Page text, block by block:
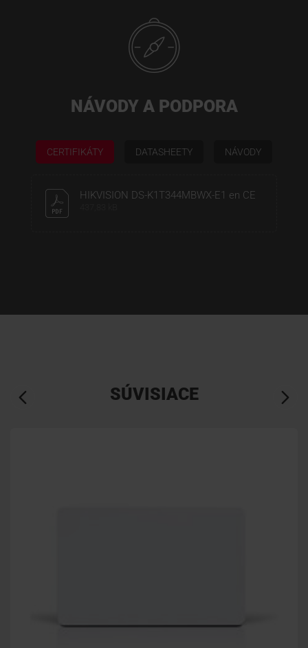
NÁVODY A PODPORA
CERTIFIKÁTY DATASHEETY NÁVODY
HIKVISION DS-K1T344MBWX-E1 en CE
SÚVISIACE